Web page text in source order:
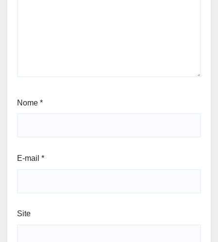
Nome *
E-mail *
Site